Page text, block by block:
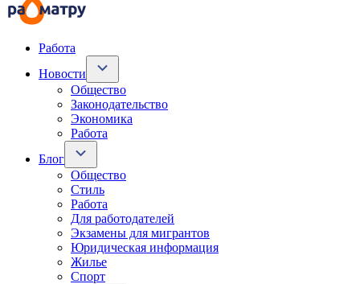
Работа
Новости
Общество
Законодательство
Экономика
Работа
Блог
Общество
Стиль
Работа
Для работодателей
Экзамены для мигрантов
Юридическая информация
Жилье
Спорт